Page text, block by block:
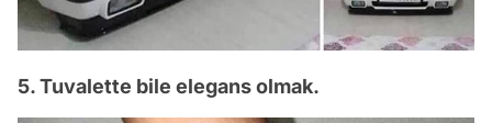
5. Tuvalette bile elegans olmak.